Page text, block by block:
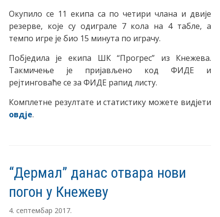
Окупило се 11 екипа са по четири члана и двије
резерве, које су одиграле 7 кола на 4 табле, а
темпо игре је био 15 минута по играчу.
Побједила је екипа ШК “Прогрес” из Кнежева.
Такмичење је пријављено код ФИДЕ и
рејтинговаће се за ФИДЕ рапид листу.
Комплетне резултате и статистику можете видјети
овдје.
“Дермал” данас отвара нови
погон у Кнежеву
4. септембар 2017.